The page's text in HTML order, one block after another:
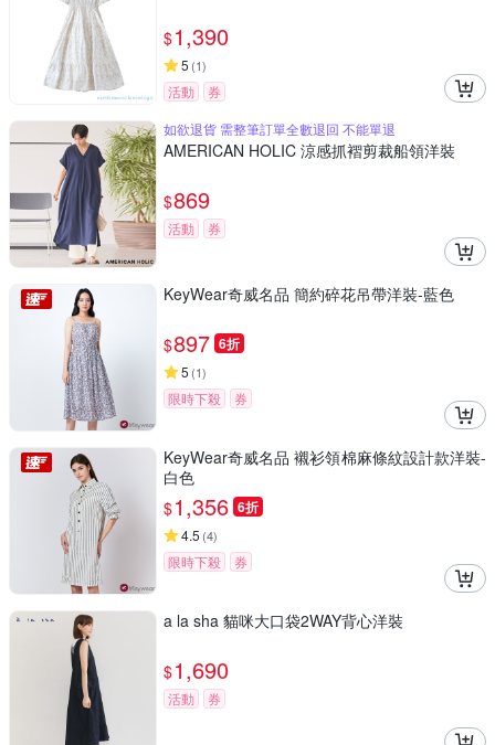
$1,390
5 (1)
活動
券
如欲退貨 需整筆訂單全數退回 不能單退
AMERICAN HOLIC 涼感抓褶剪裁船領洋裝
$869
活動 券
KeyWear奇威名品 簡約碎花吊帶洋裝-藍色
$897 6折
5 (1)
限時下殺 券
KeyWear奇威名品 襯衫領棉麻條紋設計款洋裝-
白色
$1,356 6折
4.5 (4)
限時下殺 券
a la sha 貓咪大口袋2WAY背心洋裝
$1,690
活動 券